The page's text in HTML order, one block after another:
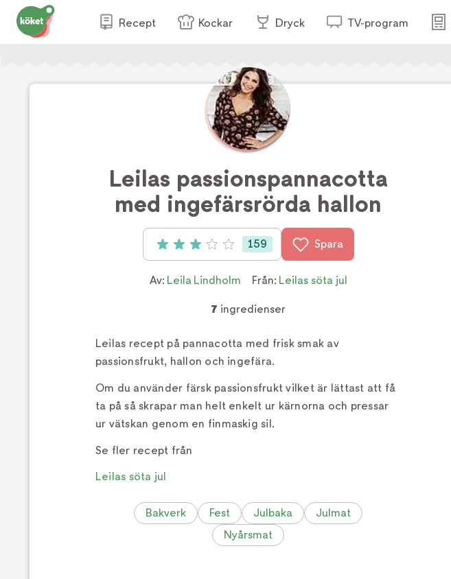
Recept Kockar Dryck TV-program
Leilas passionspannacotta
med ingefärsrörda hallon
Betyg: 3 av 5 (159 röster)
159 Spara
Av: Leila Lindholm Från: Leilas söta jul
7 ingredienser
Leilas recept på pannacotta med frisk smak av
passionsfrukt, hallon och ingefära.
Om du använder färsk passionsfrukt vilket är lättast att få
ta på så skrapar man helt enkelt ur kärnorna och pressar
ur vätskan genom en finmaskig sil.
Se fler recept från
Leilas söta jul
Bakverk Fest Julbaka
Julmat
Nyårsmat